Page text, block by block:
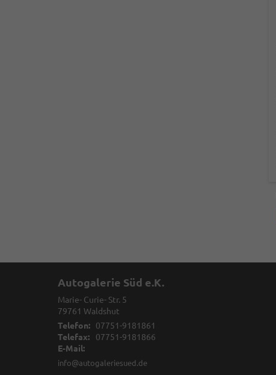
Autogalerie Süd e.K.
Marie- Curie- Str. 5
79761 Waldshut
Telefon:
07751-9181861
Telefax:
07751-9181866
E-Mail:
info@autogaleriesued.de